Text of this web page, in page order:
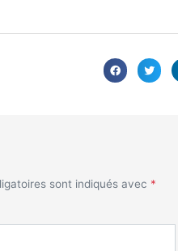
sont indiqués avec *